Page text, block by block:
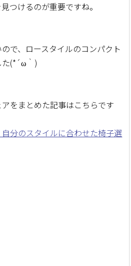
つけるのが重要ですね。
で、ロースタイルのコンパクト
た(*´ω｀)
をまとめた記事はこちらです
分のスタイルに合わせた椅子選